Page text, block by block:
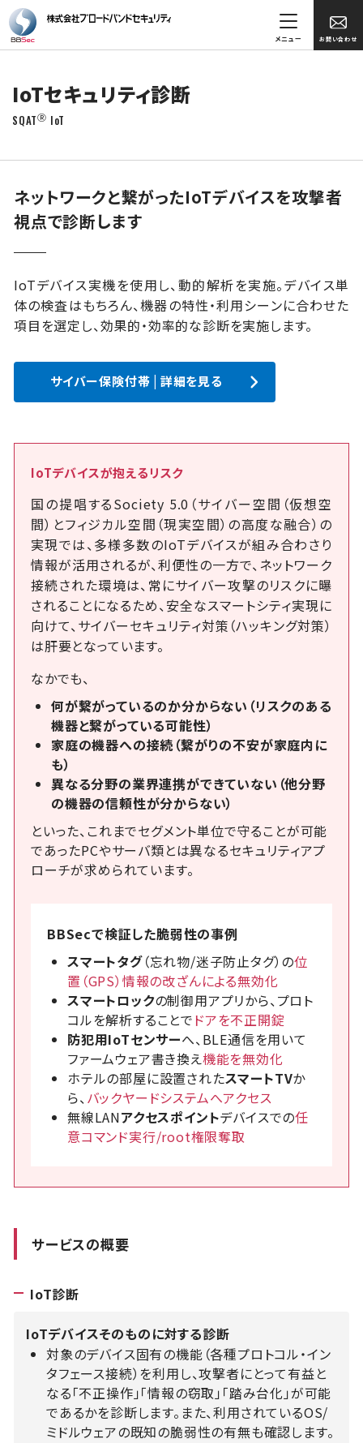
お問い合わせ
メニュー
IoTセキュリティ診断
SQATⓇ IoT
ネットワークと繋がったIoTデバイスを攻撃者
視点で診断します
IoTデバイス実機を使用し、動的解析を実施。デバイス単
体の検査はもちろん、機器の特性・利用シーンに合わせた
項目を選定し、効果的・効率的な診断を実施します。
サイバー保険付帯 | 詳細を見る
IoTデバイスが抱えるリスク
国の提唱するSociety 5.0（サイバー空間（仮想空
間）とフィジカル空間（現実空間）の高度な融合）の
実現では、多様多数のIoTデバイスが組み合わさり
情報が活用されるが、利便性の一方で、ネットワーク
接続された環境は、常にサイバー攻撃のリスクに曝
されることになるため、安全なスマートシティ実現に
向けて、サイバーセキュリティ対策（ハッキング対策）
は肝要となっています。
なかでも、
何が繋がっているのか分からない（リスクのある
機器と繋がっている可能性）
家庭の機器への接続（繋がりの不安が家庭内に
も）
異なる分野の業界連携ができていない（他分野
の機器の信頼性が分からない）
といった、これまでセグメント単位で守ることが可能
であったPCやサーバ類とは異なるセキュリティアプ
ローチが求められています。
BBSecで検証した脆弱性の事例
スマートタグ（忘れ物/迷子防止タグ）の位
置（GPS）情報の改ざんによる無効化
スマートロックの制御用アプリから、プロト
コルを解析することでドアを不正開錠
防犯用IoTセンサーへ、BLE通信を用いて
ファームウェア書き換え機能を無効化
ホテルの部屋に設置されたスマートTVか
ら、バックヤードシステムへアクセス
無線LANアクセスポイントデバイスでの任
意コマンド実行/root権限奪取
サービスの概要
IoT診断
IoTデバイスそのものに対する診断
対象のデバイス固有の機能（各種プロトコル・イン
タフェース接続）を利用し、攻撃者にとって有益と
なる「不正操作」「情報の窃取」「踏み台化」が可能
であるかを診断します。また、利用されているOS/
ミドルウェアの既知の脆弱性の有無も確認します。